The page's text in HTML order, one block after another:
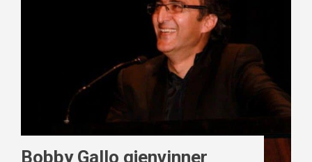
Bobby Gallo gjenvinner